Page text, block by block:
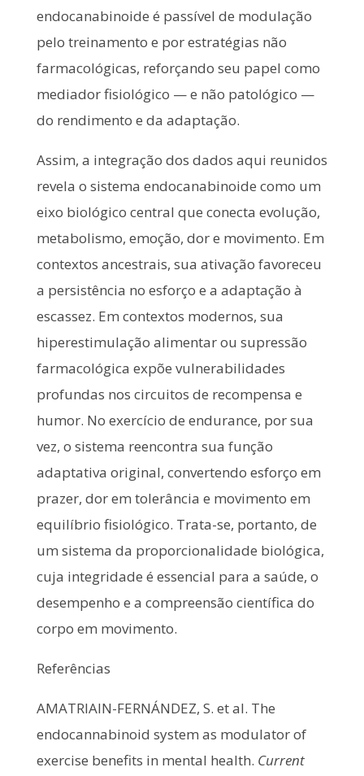
endocanabinoide é passível de modulação
pelo treinamento e por estratégias não
farmacológicas, reforçando seu papel como
mediador fisiológico — e não patológico —
do rendimento e da adaptação.
Assim, a integração dos dados aqui reunidos
revela o sistema endocanabinoide como um
eixo biológico central que conecta evolução,
metabolismo, emoção, dor e movimento. Em
contextos ancestrais, sua ativação favoreceu
a persistência no esforço e a adaptação à
escassez. Em contextos modernos, sua
hiperestimulação alimentar ou supressão
farmacológica expõe vulnerabilidades
profundas nos circuitos de recompensa e
humor. No exercício de endurance, por sua
vez, o sistema reencontra sua função
adaptativa original, convertendo esforço em
prazer, dor em tolerância e movimento em
equilíbrio fisiológico. Trata-se, portanto, de
um sistema da proporcionalidade biológica,
cuja integridade é essencial para a saúde, o
desempenho e a compreensão científica do
corpo em movimento.
Referências
AMATRIAIN-FERNÁNDEZ, S. et al. The
endocannabinoid system as modulator of
exercise benefits in mental health. Current